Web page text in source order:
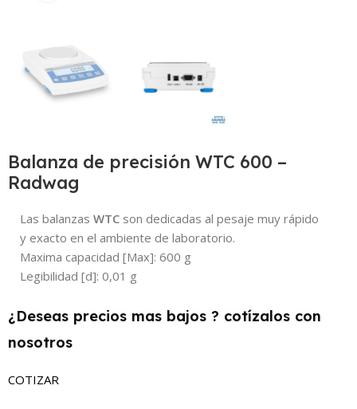
Balanza de precisión WTC 600 –
Radwag
Las balanzasWTC son dedicadas al pesaje muy rápido
y exacto en el ambiente de laboratorio.
Maxima capacidad [Max]:600 g
Legibilidad [d]:0,01 g
¿Deseas precios mas bajos ? cotízalos con
nosotros
COTIZAR